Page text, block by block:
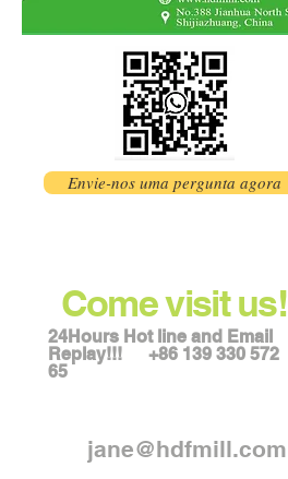
Envie-nos uma pergunta agora
Come visit us!
24Hours Hot line and Email
Replay!!! +86 139 330 572
65
jane@hdfmill.com